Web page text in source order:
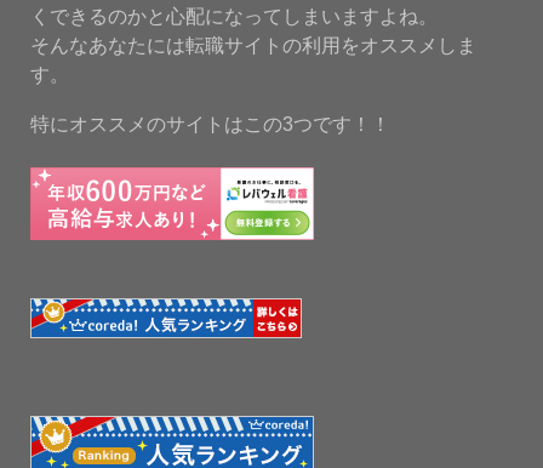
くできるのかと心配になってしまいますよね。
そんなあなたには転職サイトの利用をオススメしま
す。
特にオススメのサイトはこの3つです！！